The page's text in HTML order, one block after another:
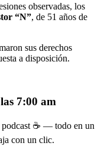
observadas, los
“N”, de 51 años de
sus derechos
a disposición.
7:00 am
podcast ☕ — todo en un
con un clic.